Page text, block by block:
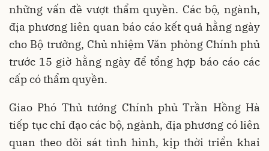
những vấn đề vượt thẩm quyền. Các bộ, ngành,
địa phương liên quan báo cáo kết quả hằng ngày
cho Bộ trưởng, Chủ nhiệm Văn phòng Chính phủ
trước 15 giờ hằng ngày để tổng hợp báo cáo các
cấp có thẩm quyền.
Giao Phó Thủ tướng Chính phủ Trần Hồng Hà
tiếp tục chỉ đạo các bộ, ngành, địa phương có liên
quan theo dõi sát tình hình, kịp thời triển khai